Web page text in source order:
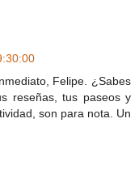
Felipe. ¿Sabes
reseñas, tus paseos y
son para nota. Un